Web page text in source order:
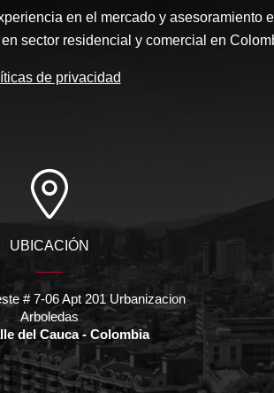
en el mercado y asesoramiento
sector residencial y comercial en
de privacidad
UBICACIÓN
# 7-06 Apt 201 Urbanizacion
Arboledas
del Cauca - Colombia